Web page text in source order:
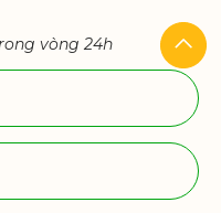
vòng 24h